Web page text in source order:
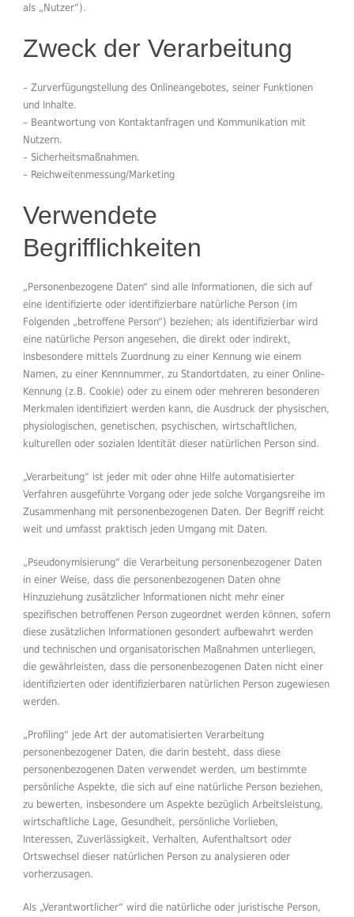
als „Nutzer“).
Zweck der Verarbeitung
– Zurverfügungstellung des Onlineangebotes, seiner Funktionen
und Inhalte.
– Beantwortung von Kontaktanfragen und Kommunikation mit
Nutzern.
– Sicherheitsmaßnahmen.
– Reichweitenmessung/Marketing
Verwendete
Begrifflichkeiten
„Personenbezogene Daten“ sind alle Informationen, die sich auf
eine identifizierte oder identifizierbare natürliche Person (im
Folgenden „betroffene Person“) beziehen; als identifizierbar wird
eine natürliche Person angesehen, die direkt oder indirekt,
insbesondere mittels Zuordnung zu einer Kennung wie einem
Namen, zu einer Kennnummer, zu Standortdaten, zu einer Online-
Kennung (z.B. Cookie) oder zu einem oder mehreren besonderen
Merkmalen identifiziert werden kann, die Ausdruck der physischen,
physiologischen, genetischen, psychischen, wirtschaftlichen,
kulturellen oder sozialen Identität dieser natürlichen Person sind.
„Verarbeitung“ ist jeder mit oder ohne Hilfe automatisierter
Verfahren ausgeführte Vorgang oder jede solche Vorgangsreihe im
Zusammenhang mit personenbezogenen Daten. Der Begriff reicht
weit und umfasst praktisch jeden Umgang mit Daten.
„Pseudonymisierung“ die Verarbeitung personenbezogener Daten
in einer Weise, dass die personenbezogenen Daten ohne
Hinzuziehung zusätzlicher Informationen nicht mehr einer
spezifischen betroffenen Person zugeordnet werden können, sofern
diese zusätzlichen Informationen gesondert aufbewahrt werden
und technischen und organisatorischen Maßnahmen unterliegen,
die gewährleisten, dass die personenbezogenen Daten nicht einer
identifizierten oder identifizierbaren natürlichen Person zugewiesen
werden.
„Profiling“ jede Art der automatisierten Verarbeitung
personenbezogener Daten, die darin besteht, dass diese
personenbezogenen Daten verwendet werden, um bestimmte
persönliche Aspekte, die sich auf eine natürliche Person beziehen,
zu bewerten, insbesondere um Aspekte bezüglich Arbeitsleistung,
wirtschaftliche Lage, Gesundheit, persönliche Vorlieben,
Interessen, Zuverlässigkeit, Verhalten, Aufenthaltsort oder
Ortswechsel dieser natürlichen Person zu analysieren oder
vorherzusagen.
Als „Verantwortlicher“ wird die natürliche oder juristische Person,